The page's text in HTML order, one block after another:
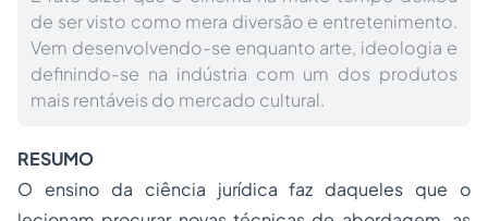
de ser visto como mera diversão e entretenimento.
Vem desenvolvendo-se enquanto arte, ideologia e
definindo-se na indústria com um dos produtos
mais rentáveis do mercado cultural.
RESUMO
O ensino da ciência jurídica faz daqueles que o